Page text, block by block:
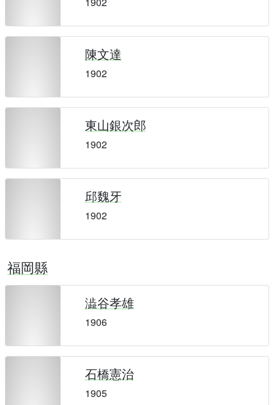
陳文達
1902
東山銀次郎
1902
邱魏牙
1902
福岡縣
澁谷孝雄
1906
石橋憲治
1905